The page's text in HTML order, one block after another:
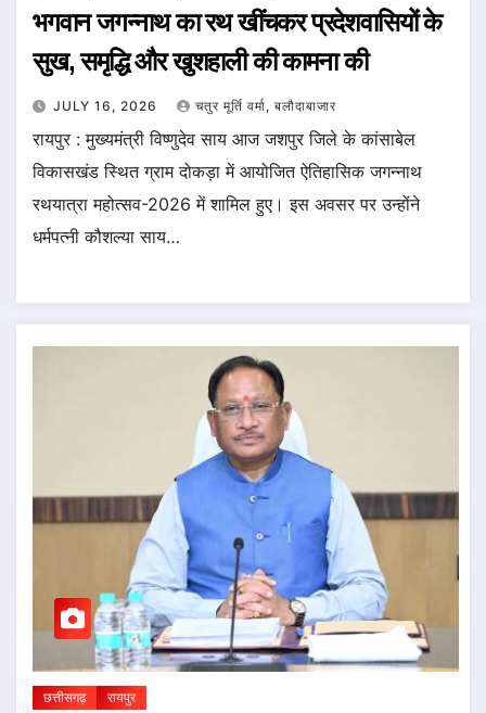
भगवान जगन्नाथ का रथ खींचकर प्रदेशवासियों के
सुख, समृद्धि और खुशहाली की कामना की
JULY 16, 2026 चतुर मूर्ति वर्मा, बलौदाबाजार
रायपुर : मुख्यमंत्री विष्णुदेव साय आज जशपुर जिले के कांसाबेल
विकासखंड स्थित ग्राम दोकड़ा में आयोजित ऐतिहासिक जगन्नाथ
रथयात्रा महोत्सव-2026 में शामिल हुए। इस अवसर पर उन्होंने
धर्मपत्नी कौशल्या साय…
छत्तीसगढ़ रायपुर